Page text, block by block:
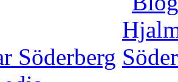
Söderberg